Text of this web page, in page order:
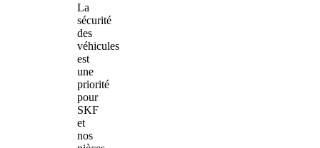
La
sécurité
des
véhicules
est
une
priorité
pour
SKF
et
nos